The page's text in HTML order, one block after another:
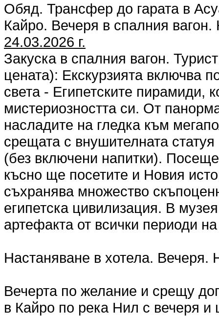
Обяд. Трансфер до гарата в
Кайро. Вечеря в спалния
24.03.2026 г.
Закуска в спалния вагон.
цената): Екскурзията включва
света - Египетските пирамиди,
мистериозността си. От
насладите на гледка към
срещата с внушителната
(без включени напитки).
късно ще посетите и Новия
съхранява множество
египетска цивилизация. В
артефакта от всички периоди
Настаняване в хотела. Вечеря.
Вечерта по желание и срещу
в Кайро по река Нил с вечеря и